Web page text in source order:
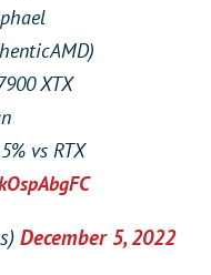
XTX
vs RTX
December 5, 2022